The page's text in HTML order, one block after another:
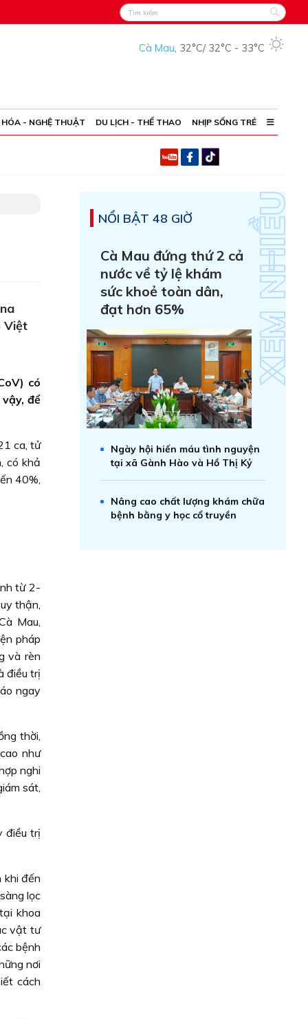
Cà Mau, 32°C/ 32°C - 33°C
- NGHỆ THUẬT DU LỊCH - THỂ THAO NHỊP SỐNG TRẺ
Việt
có
để
ca, tử
có khả
40%,
từ 2-
thận,
Mau,
pháp
và rèn
điều trị
ngay
thời,
như
nghi
sát,
điều trị
khi đến
lọc
khoa
vật tư
bệnh
nơi
cách
NỔI BẬT 48 GIỜ
Cà Mau đứng thứ 2 cả
nước về tỷ lệ khám
sức khoẻ toàn dân,
đạt hơn 65%
Ngày hội hiến máu tình nguyện
tại xã Gành Hào và Hồ Thị Kỷ
Nâng cao chất lượng khám chữa
bệnh bằng y học cổ truyền